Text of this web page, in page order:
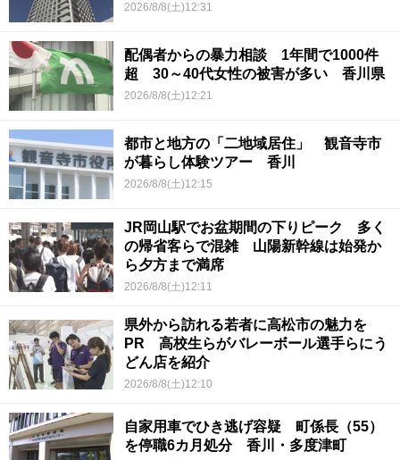
2026/8/8(土)12:31
配偶者からの暴力相談 1年間で1000件
超 30～40代女性の被害が多い 香川県
2026/8/8(土)12:21
都市と地方の「二地域居住」 観音寺市
が暮らし体験ツアー 香川
2026/8/8(土)12:15
JR岡山駅でお盆期間の下りピーク 多く
の帰省客らで混雑 山陽新幹線は始発か
ら夕方まで満席
2026/8/8(土)12:11
県外から訪れる若者に高松市の魅力を
PR 高校生らがバレーボール選手らにう
どん店を紹介
2026/8/8(土)12:10
自家用車でひき逃げ容疑 町係長（55）
を停職6カ月処分 香川・多度津町